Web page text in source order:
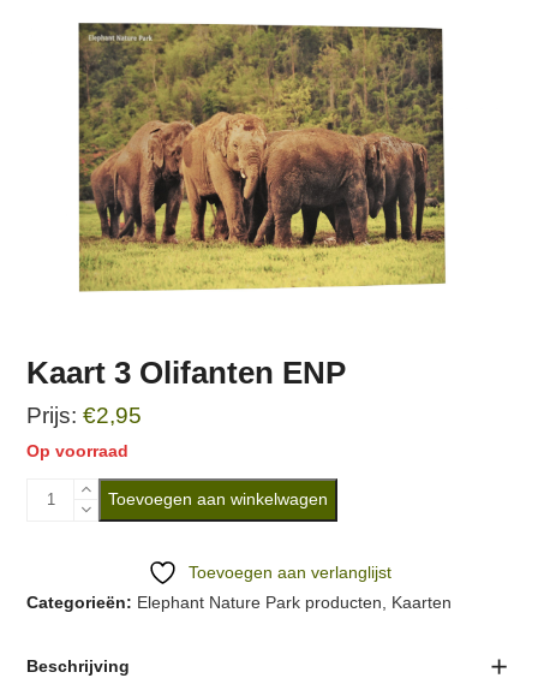
Kaart 3 Olifanten ENP
€2,95
Op voorraad
Kaart
aantal
Toevoegen aan winkelwagen
Toevoegen aan verlanglijst
Categorieën: Elephant Nature Park producten Kaarten
Beschrijving